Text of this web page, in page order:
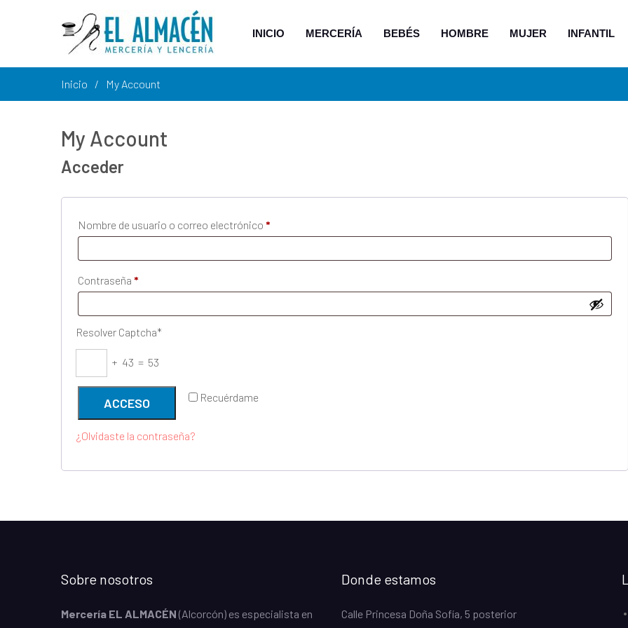
INICIO MERCERÍA BEBÉS HOMBRE MUJER INFANTIL
Inicio My Account
My Account
Acceder
Nombre de usuario o correo electrónico *
Contraseña *
Resolver Captcha*
+ 43 = 53
Recuérdame
ACCESO
¿Olvidaste la contraseña?
Sobre nosotros
Mercería EL ALMACÉN (Alcorcón) es especialista en
Donde estamos
Calle Princesa Doña Sofía, 5 posterior